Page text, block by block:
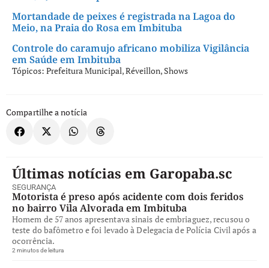
Mortandade de peixes é registrada na Lagoa do
Meio, na Praia do Rosa em Imbituba
Controle do caramujo africano mobiliza Vigilância
em Saúde em Imbituba
Tópicos: Prefeitura Municipal,Réveillon, Shows
Compartilhe a notícia
Últimas notícias em Garopaba.sc
SEGURANÇA
Motorista é preso após acidente com dois feridos
no bairro Vila Alvorada em Imbituba
Homem de 57 anos apresentava sinais de embriaguez, recusou o
teste do bafômetro e foi levado à Delegacia de Polícia Civil após a
ocorrência.
2 minutos de leitura